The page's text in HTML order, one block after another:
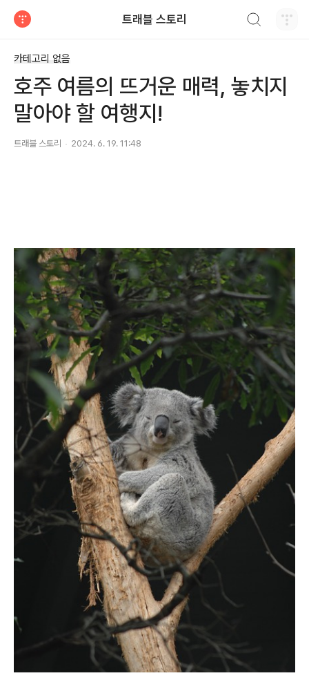
트래블 스토리
카테고리 없음
호주 여름의 뜨거운 매력, 놓치지
말아야 할 여행지!
트래블 스토리 2024. 6. 19. 11:48